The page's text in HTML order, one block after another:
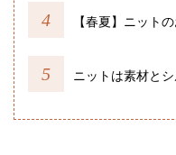
【春夏】ニット
ニットは素材と